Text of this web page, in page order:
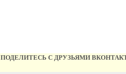
ПОДЕЛИТЕСЬ С ДРУЗЬЯМИ